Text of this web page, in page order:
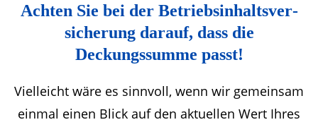
Achten Sie bei der Betriebsinhaltsver­
sicherung darauf, dass die
Deckungssumme passt!
Vielleicht wäre es sinnvoll, wenn wir gemeinsam
einmal einen Blick auf den aktuellen Wert Ihres